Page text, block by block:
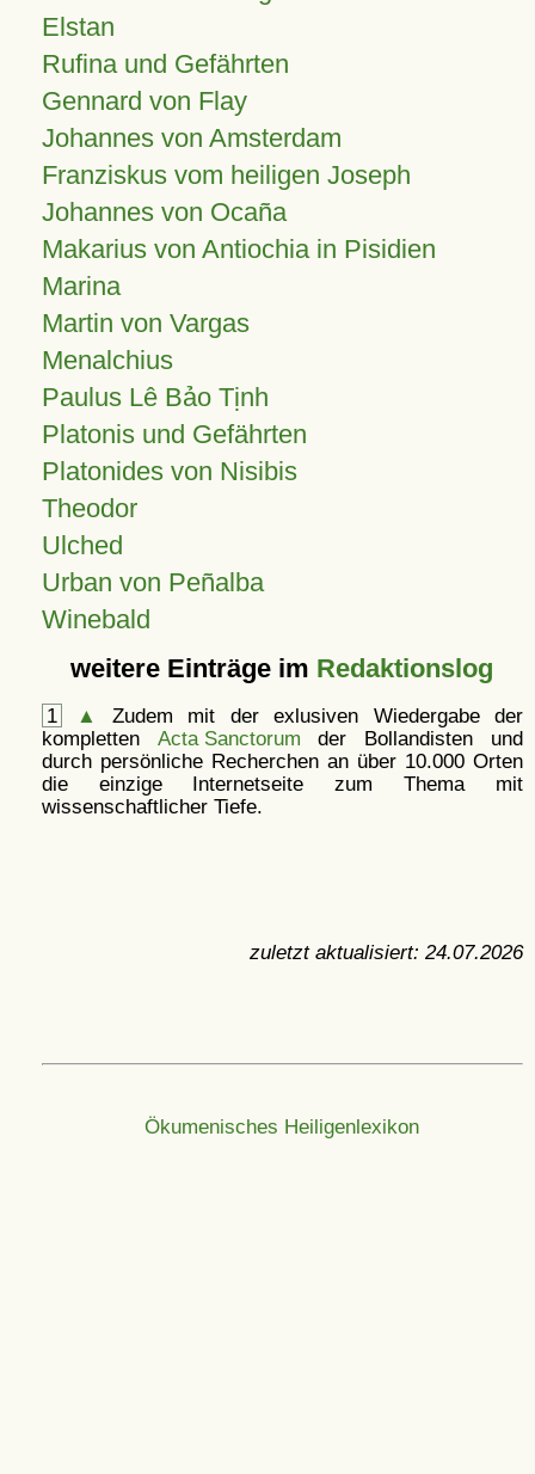
Elstan
Rufina und Gefährten
Gennard von Flay
Johannes von Amsterdam
Franziskus vom heiligen Joseph
Johannes von Ocaña
Makarius von Antiochia in Pisidien
Marina
Martin von Vargas
Menalchius
Paulus Lê Bảo Tịnh
Platonis und Gefährten
Platonides von Nisibis
Theodor
Ulched
Urban von Peñalba
Winebald
weitere Einträge im Redaktionslog
1 ▲
Zudem mit der exlusiven Wiedergabe der
kompletten Acta Sanctorum der Bollandisten und
durch persönliche Recherchen an über 10.000 Orten
die einzige Internetseite zum Thema mit
wissenschaftlicher Tiefe.
zuletzt aktualisiert: 24.07.2026
Ökumenisches Heiligenlexikon